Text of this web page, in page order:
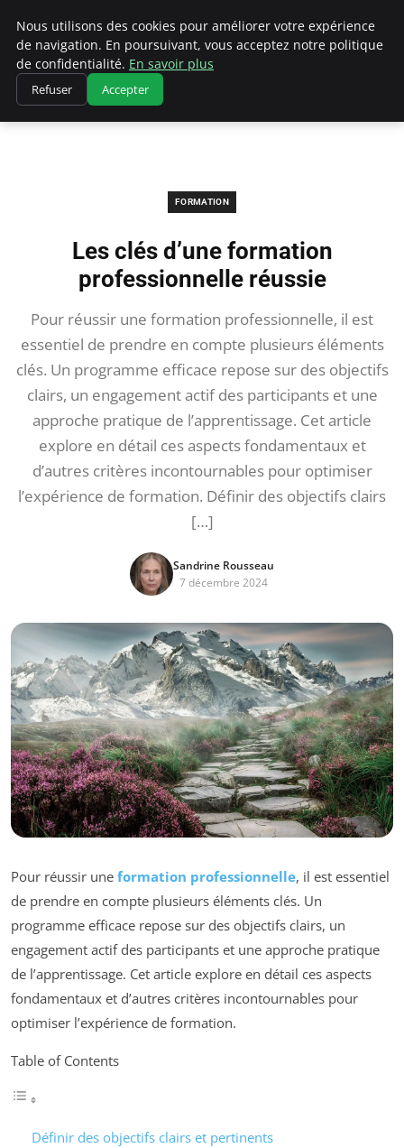
Chasseur De Tête
Accueil Formation Les clés d’une formation professionnelle réussie
FORMATION
Les clés d’une formation
professionnelle réussie
Pour réussir une formation professionnelle, il est
essentiel de prendre en compte plusieurs éléments
clés. Un programme efficace repose sur des objectifs
clairs, un engagement actif des participants et une
approche pratique de l’apprentissage. Cet article
explore en détail ces aspects fondamentaux et
d’autres critères incontournables pour optimiser
l’expérience de formation. Définir des objectifs clairs
[…]
Sandrine Rousseau
7 décembre 2024
Pour réussir une formation professionnelle, il est essentiel
de prendre en compte plusieurs éléments clés. Un
programme efficace repose sur des objectifs clairs, un
engagement actif des participants et une approche pratique
de l’apprentissage. Cet article explore en détail ces aspects
fondamentaux et d’autres critères incontournables pour
optimiser l’expérience de formation.
Table of Contents
Définir des objectifs clairs et pertinents
Nous utilisons des cookies pour améliorer votre expérience
de navigation. En poursuivant, vous acceptez notre politique
de confidentialité. En savoir plus
Refuser Accepter